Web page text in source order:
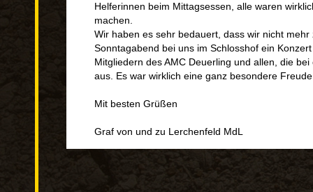
Helferinnen beim Mittagsessen, alle waren
machen.
Wir haben es sehr bedauert, dass wir nicht
Sonntagabend bei uns im Schlosshof ein
Mitgliedern des AMC Deuerling und allen, die
aus. Es war wirklich eine ganz besondere
Mit besten Grüßen
Graf von und zu Lerchenfeld MdL